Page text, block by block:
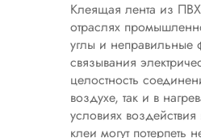
Клеящая лента из
отраслях
углы и неправильные
связывания
целостность
воздухе, так и в
условиях
клеи могут